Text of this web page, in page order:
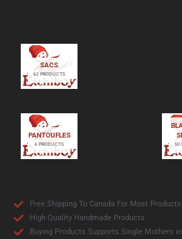
SACS
62 PRODUCTS
PANTOUFLES
6 PRODUCTS 50
Free Shipping To Canada For Most Products
High Quality Handmade Products
Buying Products Supports Single Mothers